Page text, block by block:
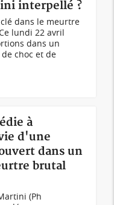
interpellé ?
dans le meurtre
lundi 22 avril
dans un
choc et de
à
d'une
dans un
brutal
(Ph